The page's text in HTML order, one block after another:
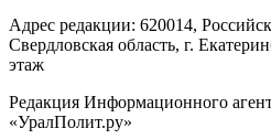
Адрес редакции: 620014,
Свердловская область, г.
этаж
Редакция Информационного
«УралПолит.ру»